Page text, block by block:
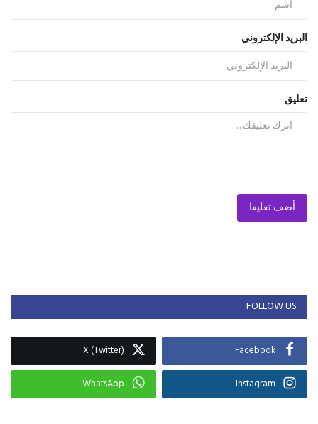
البريد الإلكتروني
تعليق
أضف تعليقا
FOLLOW US
Facebook
X (Twitter)
Instagram
WhatsApp